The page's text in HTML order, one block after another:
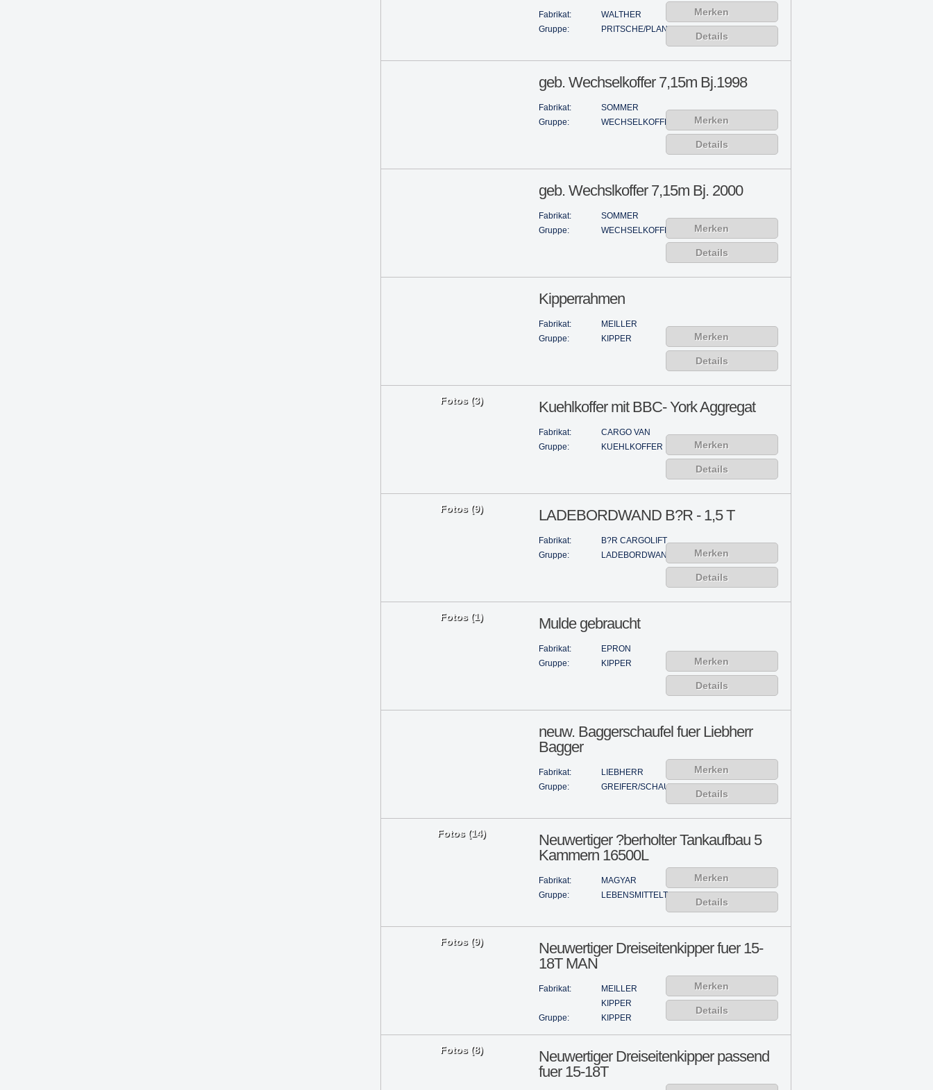
Merken
Details
Fabrikat:
WALTHER
Gruppe:
PRITSCHE/PLANE
Merken
Details
geb. Wechselkoffer 7,15m Bj.1998
Fabrikat:
SOMMER
Gruppe:
WECHSELKOFFER
Merken
Details
geb. Wechslkoffer 7,15m Bj. 2000
Fabrikat:
SOMMER
Gruppe:
WECHSELKOFFER
Merken
Details
Kipperrahmen
Fabrikat:
MEILLER
Gruppe:
KIPPER
Fotos (3)
Merken
Details
Kuehlkoffer mit BBC- York Aggregat
Fabrikat:
CARGO VAN
Gruppe:
KUEHLKOFFER
Fotos (9)
Merken
Details
LADEBORDWAND B?R - 1,5 T
Fabrikat:
B?R CARGOLIFT
Gruppe:
LADEBORDWAND
Fotos (1)
Merken
Details
Mulde gebraucht
Fabrikat:
EPRON
Gruppe:
KIPPER
Merken
Details
neuw. Baggerschaufel fuer Liebherr
Bagger
Fabrikat:
LIEBHERR
Gruppe:
GREIFER/SCHAUFEL
Fotos (14)
Merken
Details
Neuwertiger ?berholter Tankaufbau 5
Kammern 16500L
Fabrikat:
MAGYAR
Gruppe:
LEBENSMITTELTANK
Fotos (9)
Merken
Details
Neuwertiger Dreiseitenkipper fuer 15-
18T MAN
Fabrikat:
MEILLER
KIPPER
Gruppe:
KIPPER
Fotos (8)
Neuwertiger Dreiseitenkipper passend
fuer 15-18T